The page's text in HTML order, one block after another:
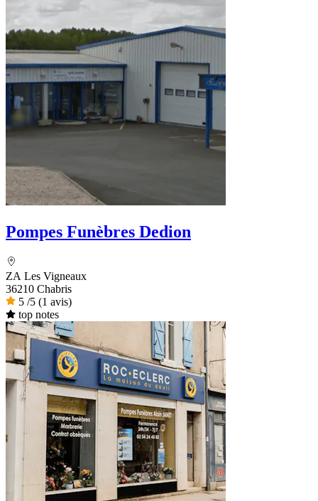
Pompes Funèbres Dedion
ZA Les Vigneaux
36210 Chabris
5 /5 (1 avis)
top notes